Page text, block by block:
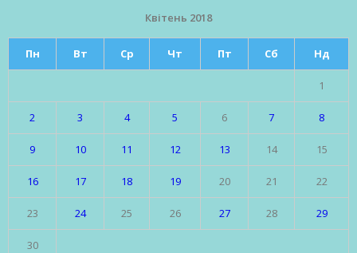
Квітень 2018
Пн Вт Ср Чт Пт Сб Нд
1
2 3 4 5 6 7 8
9 10 11 12 13 14 15
16 17 18 19 20 21 22
23 24 25 26 27 28 29
30